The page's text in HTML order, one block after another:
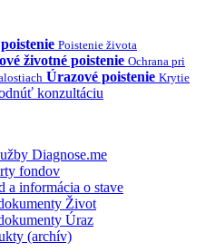
Poistenie života
životné poistenie Ochrana pri
Úrazové poistenie Krytie
konzultáciu
Diagnose.me
fondov
a informácia o stave
Život
Úraz
(archív)